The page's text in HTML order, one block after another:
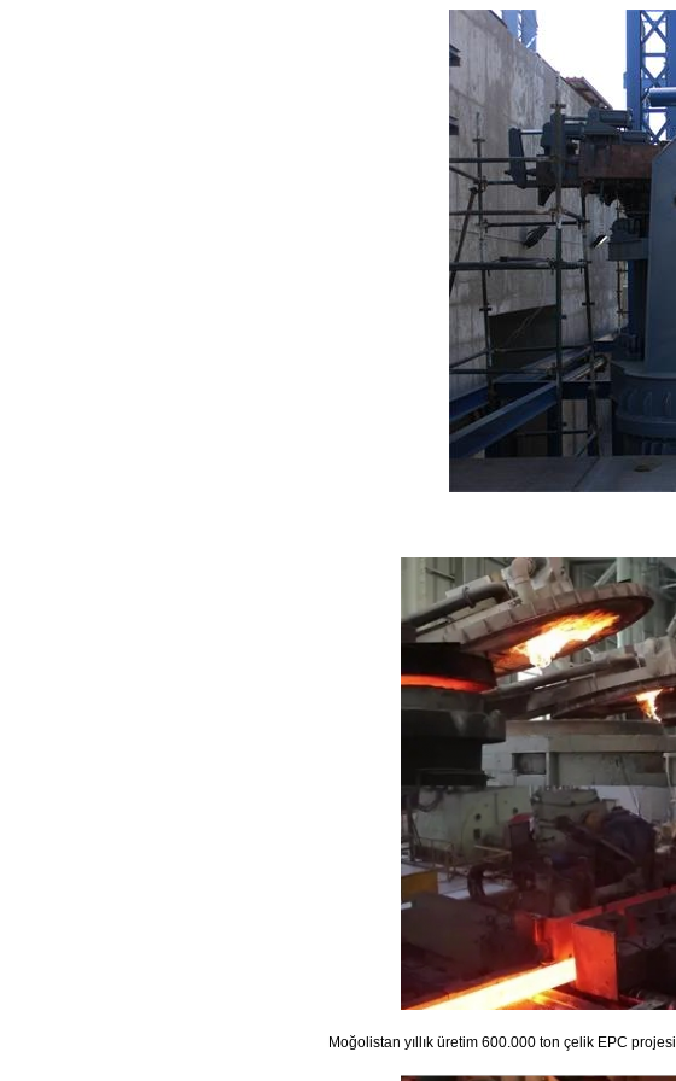
Moğolistan yıllık üretim 600.000 ton çelik EPC projesi